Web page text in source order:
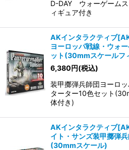
絞り込む
D-DAY ウォーゲーム
ィギュア付き
AKインタラクティブ
ヨーロッパ戦線・ウォ
ット(30mmスケールフ
6,380円(税込)
装甲擲弾兵師団ヨーロ
ターター10色セット
体付き)
AKインタラクティブ
イト・サンズ装甲擲弾
(30mmスケール)